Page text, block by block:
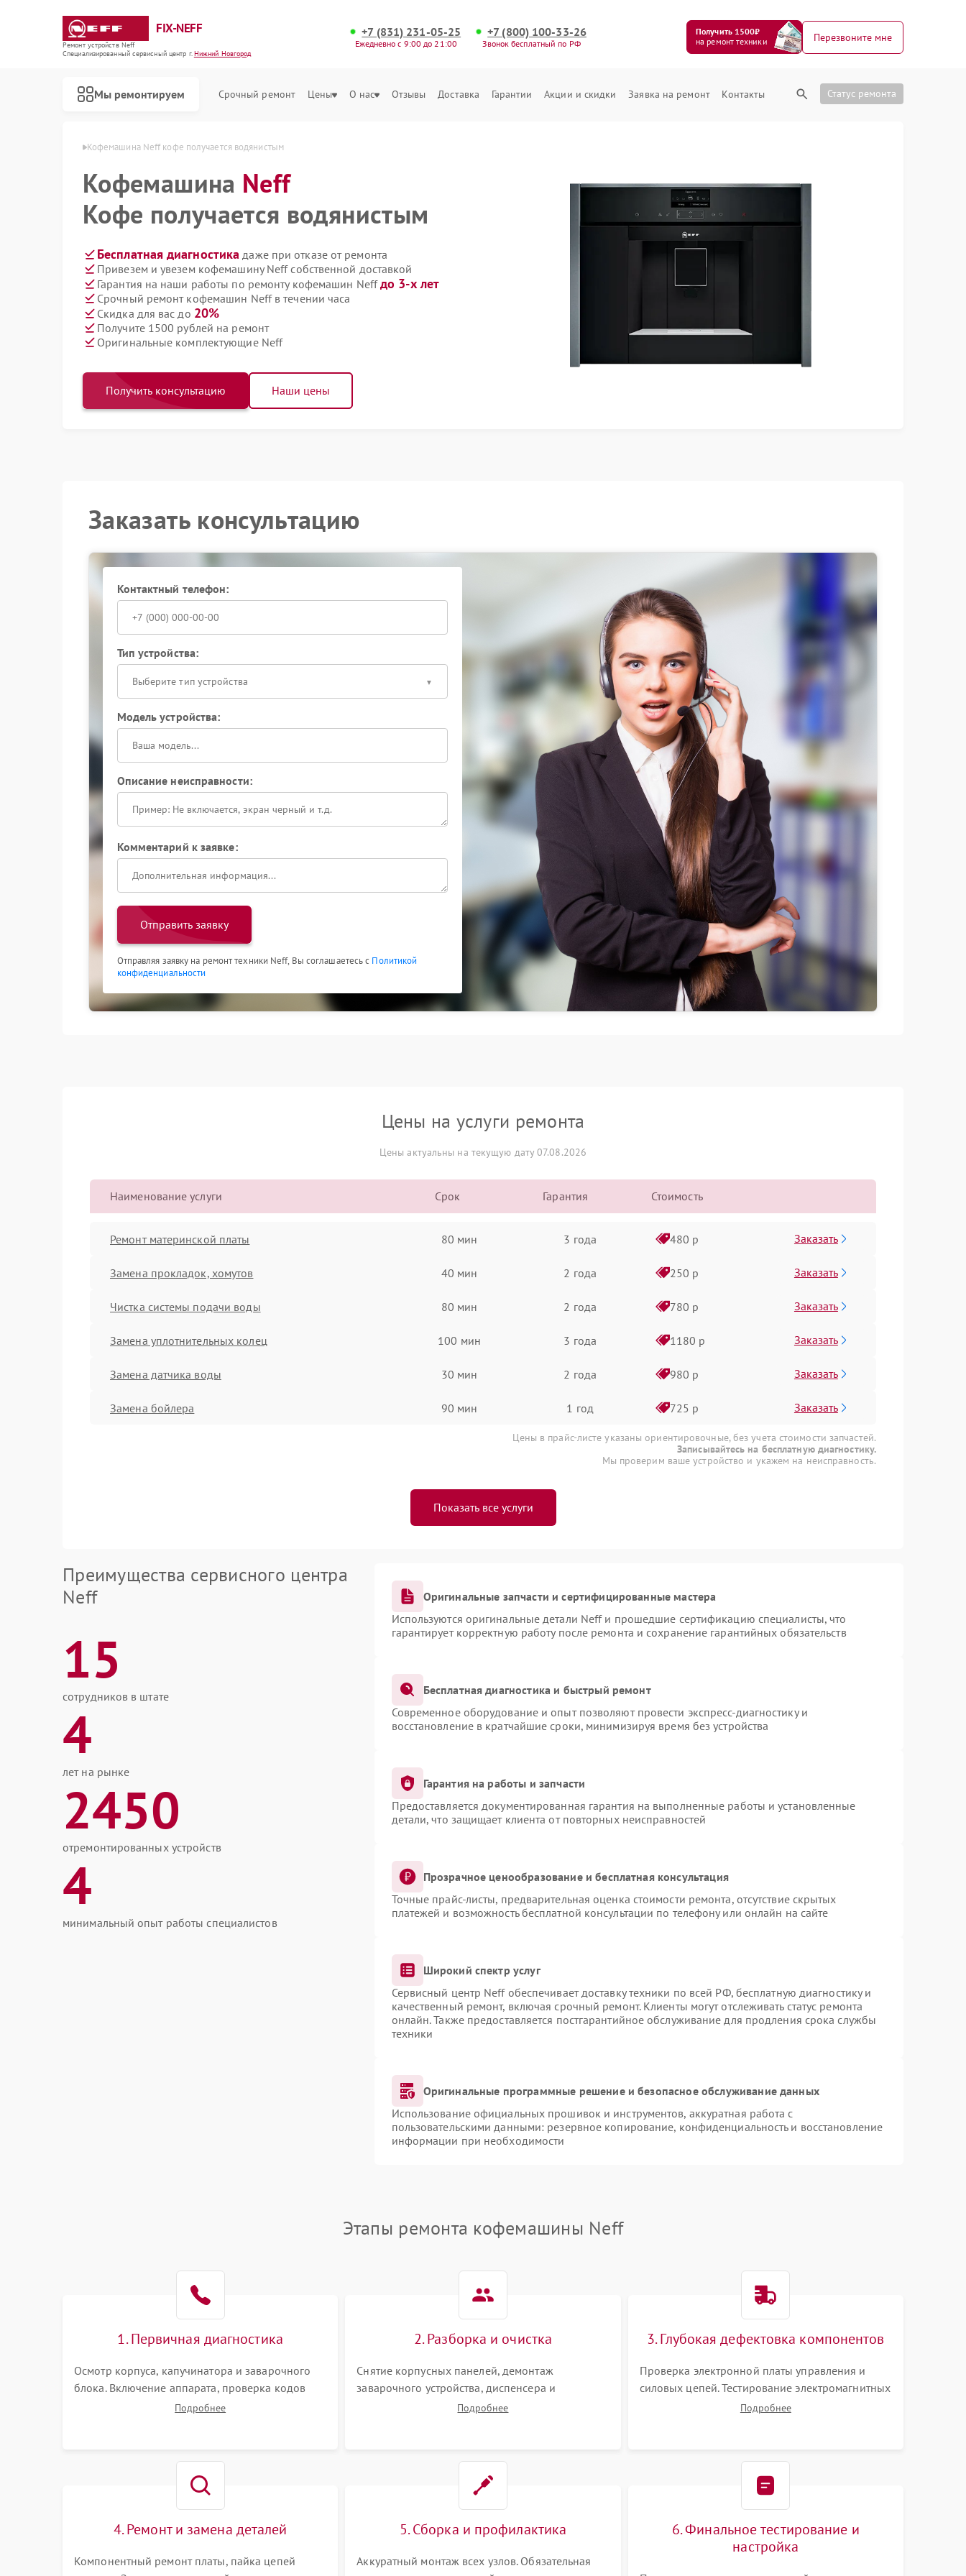
FIX-NEFF
Ремонт устройств Neff
Специализированный cервисный центр г.Нижний Новгород
+7 (831) 231-05-25
Ежедневно с 9:00 до 21:00
+7 (800) 100-33-26
Звонок бесплатный по РФ
Получить 1500₽
на ремонт техники
Перезвоните мне
Мы ремонтируем Срочный ремонт Цены О нас Отзывы Доставка Гарантии Акции и скидки Заявка на ремонт Контакты Статус ремонта
Кофемашина Neff кофе получается водянистым
Кофемашина Neff
Кофе получается водянистым
Бесплатная диагностика даже при отказе от ремонта
Привезем и увезем кофемашину Neff собственной доставкой
Гарантия на наши работы по ремонту кофемашин Neffдо 3-х лет
Срочный ремонт кофемашин Neff в течении часа
Скидка для вас до 20%
Получите 1500 рублей на ремонт
Оригинальные комплектующие Neff
Получить консультацию Наши цены
Заказать консультацию
Контактный телефон:
Тип устройства:
Выберите тип устройства
Модель устройства:
Описание неисправности:
Комментарий к заявке:
Отправить заявку
Отправляя заявку на ремонт техники Neff, Вы соглашаетесь с Политикой
конфиденциальности
Цены на услуги ремонта
Цены актуальны на текущую дату 07.08.2026
Наименование услуги Срок Гарантия Стоимость
Ремонт материнской платы 80 мин 3 года 480 р Заказать
Замена прокладок, хомутов 40 мин 2 года 250 р Заказать
Чистка системы подачи воды 80 мин 2 года 780 р Заказать
Замена уплотнительных колец 100 мин 3 года 1180 р Заказать
Замена датчика воды 30 мин 2 года 980 р Заказать
Замена бойлера 90 мин 1 год 725 р Заказать
Цены в прайс-листе указаны ориентировочные, без учета стоимости запчастей.
Записывайтесь на бесплатную диагностику.
Мы проверим ваше устройство и укажем на неисправность.
Показать все услуги
Преимущества сервисного центра
Neff
15
сотрудников в штате
4
лет на рынке
2450
отремонтированных устройств
4
минимальный опыт работы специалистов
Оригинальные запчасти и сертифицированные мастера
Используются оригинальные детали Neff и прошедшие сертификацию специалисты, что
гарантирует корректную работу после ремонта и сохранение гарантийных обязательств
Бесплатная диагностика и быстрый ремонт
Современное оборудование и опыт позволяют провести экспресс-диагностику и
восстановление в кратчайшие сроки, минимизируя время без устройства
Гарантия на работы и запчасти
Предоставляется документированная гарантия на выполненные работы и установленные
детали, что защищает клиента от повторных неисправностей
Прозрачное ценообразование и бесплатная консультация
Точные прайс-листы, предварительная оценка стоимости ремонта, отсутствие скрытых
платежей и возможность бесплатной консультации по телефону или онлайн на сайте
Широкий спектр услуг
Сервисный центр Neff обеспечивает доставку техники по всей РФ, бесплатную диагностику и
качественный ремонт, включая срочный ремонт. Клиенты могут отслеживать статус ремонта
онлайн. Также предоставляется постгарантийное обслуживание для продления срока службы
техники
Оригинальные программные решение и безопасное обслуживание данных
Использование официальных прошивок и инструментов, аккуратная работа с
пользовательскими данными: резервное копирование, конфиденциальность и восстановление
информации при необходимости
Этапы ремонта кофемашины Neff
1. Первичная диагностика
Осмотр корпуса, капучинатора и заварочного
блока. Включение аппарата, проверка кодов
ошибок и индикации. Оценка работы помпы,
Подробнее
2. Разборка и очистка
Снятие корпусных панелей, демонтаж
заварочного устройства, диспенсера и
гидросистемы. Глубокая очистка внутренних
Подробнее
3. Глубокая дефектовка компонентов
Проверка электронной платы управления и
силовых цепей. Тестирование электромагнитных
клапанов, датчиков температуры и
Подробнее
4. Ремонт и замена деталей
Компонентный ремонт платы, пайка цепей
5. Сборка и профилактика
Аккуратный монтаж всех узлов. Обязательная
6. Финальное тестирование и
настройка